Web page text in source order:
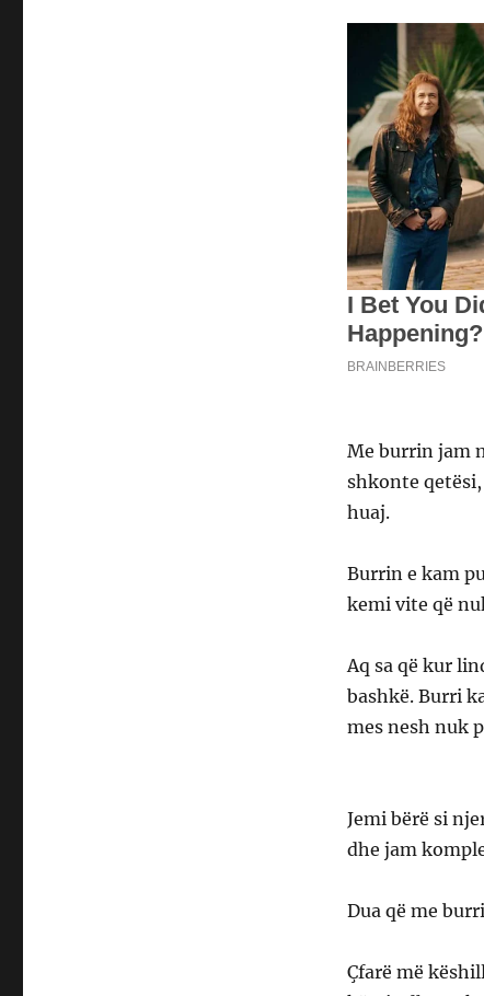
Me burrin jam
shkonte
huaj.
Burrin e kam
kemi vite që
Aq sa që kur
bashkë. Burri
mes nesh nuk
Jemi bërë si
dhe jam
Dua që me
Çfarë më